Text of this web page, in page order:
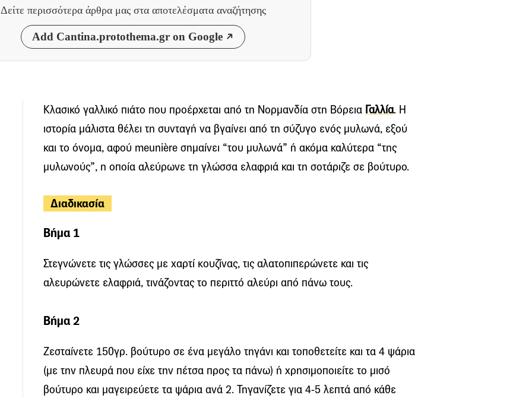
Δείτε περισσότερα άρθρα μας στα αποτελέσματα αναζήτησης
Add Cantina.protothema.gr on Google
Κλασικό γαλλικό πιάτο που προέρχεται από τη Νορμανδία στη Βόρεια Γαλλία. Η
ιστορία μάλιστα θέλει τη συνταγή να βγαίνει από τη σύζυγο ενός μυλωνά, εξού
και το όνομα, αφού meunière σημαίνει “του μυλωνά” ή ακόμα καλύτερα “της
μυλωνούς”, η οποία αλεύρωνε τη γλώσσα ελαφριά και τη σοτάριζε σε βούτυρο.
Διαδικασία
Βήμα 1
Στεγνώνετε τις γλώσσες με χαρτί κουζίνας, τις αλατοπιπερώνετε και τις
αλευρώνετε ελαφριά, τινάζοντας το περιττό αλεύρι από πάνω τους.
Βήμα 2
Ζεσταίνετε 150γρ. βούτυρο σε ένα μεγάλο τηγάνι και τοποθετείτε και τα 4 ψάρια
(με την πλευρά που είχε την πέτσα προς τα πάνω) ή χρησιμοποιείτε το μισό
βούτυρο και μαγειρεύετε τα ψάρια ανά 2. Τηγανίζετε για 4-5 λεπτά από κάθε